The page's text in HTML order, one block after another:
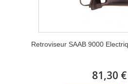
Retroviseur SAAB 9000
81,30 €